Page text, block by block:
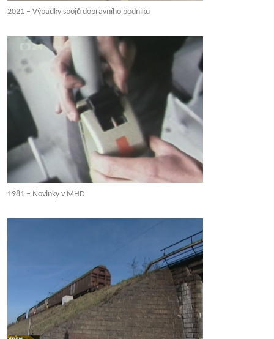
2021 – Výpadky spojů dopravního podniku
1981 – Novinky v MHD